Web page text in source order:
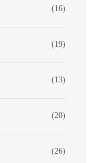
(16)
(19)
(13)
(20)
(26)